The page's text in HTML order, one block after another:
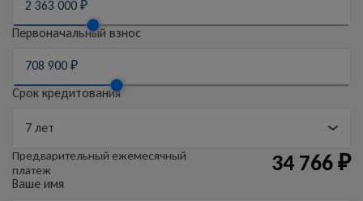
Первоначальный взнос
Срок кредитования
Предварительный ежемесячный
платеж
34 766₽
Ваше имя